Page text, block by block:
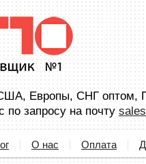
Европы, СНГ оптом,
по запросу на почту
О нас Оплата